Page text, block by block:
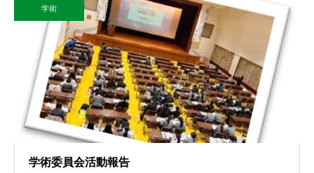
学術
学術委員会活動報告